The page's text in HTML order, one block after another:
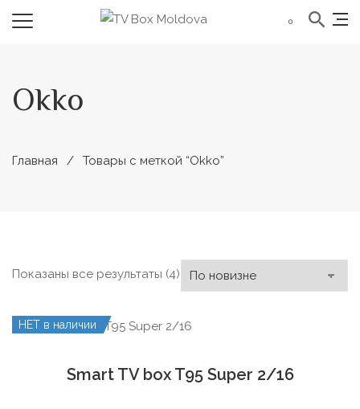
0
Okko
Главная Товары с меткой “Okko”
Показаны все результаты (4) Сортировка:
самые
НЕТ в наличии
Smart TV box T95 Super 2/16